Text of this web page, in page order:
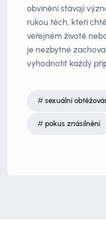
obvinění stávají
rukou těch, kteří
veřejném životě
je nezbytné
vyhodnotit každý
sexuální
pokus znásilnění